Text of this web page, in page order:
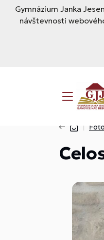
Gymnázium Janka
návštevnosti